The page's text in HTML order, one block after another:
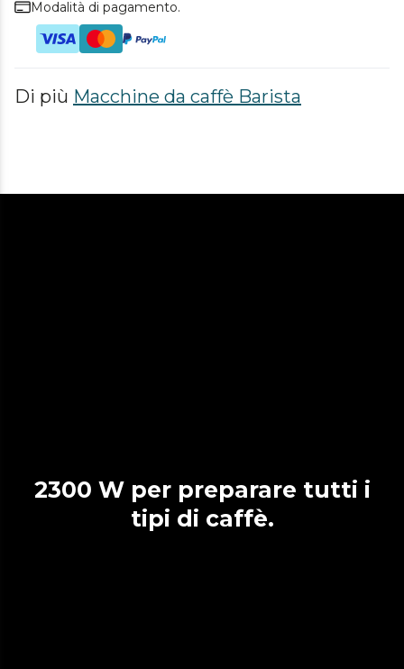
Modalità di pagamento.
Di più Macchine da caffè Barista
2300 W per preparare tutti i
tipi di caffè.